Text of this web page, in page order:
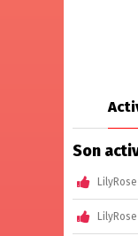
Son
LilyRose
LilyRose